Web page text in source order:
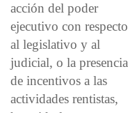
acción del poder
ejecutivo con respecto
al legislativo y al
judicial, o la presencia
de incentivos a las
actividades rentistas,